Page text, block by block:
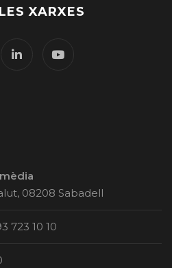
XARXES
08208 Sabadell
723 10 10